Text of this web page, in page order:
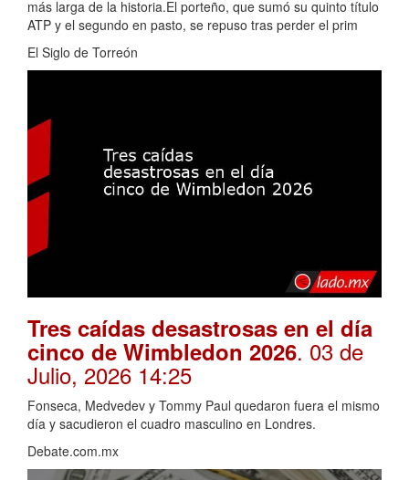
más larga de la historia.El porteño, que sumó su quinto título
ATP y el segundo en pasto, se repuso tras perder el prim
El Siglo de Torreón
Tres caídas desastrosas en el día
cinco de Wimbledon 2026. 03 de
Julio, 2026 14:25
Fonseca, Medvedev y Tommy Paul quedaron fuera el mismo
día y sacudieron el cuadro masculino en Londres.
Debate.com.mx